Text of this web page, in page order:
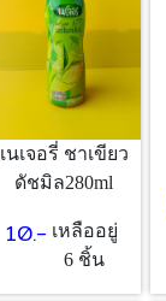
เนเจอรี่ ชาเขียว
ดัชมิล280ml
10.- เหลืออยู่
6 ชิ้น